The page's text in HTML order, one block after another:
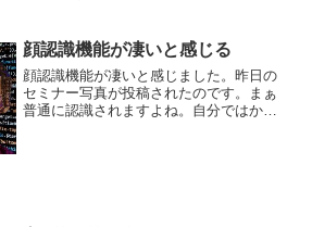
顔認識機能が凄いと感じる
顔認識機能が凄いと感じました。昨日の
セミナー写真が投稿されたのです。まぁ
普通に認識されますよね。自分ではかな